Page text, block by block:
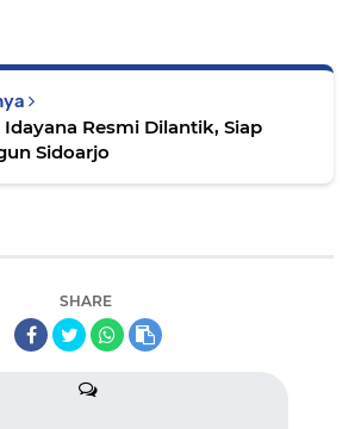
Resmi Dilantik, Siap
Sidoarjo
SHARE